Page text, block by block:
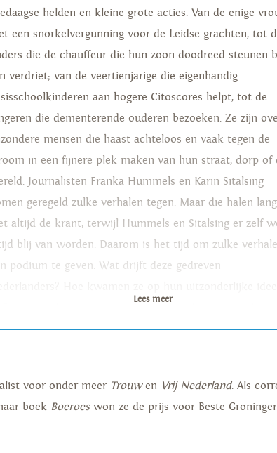
helden en kleine grote acties. Van de enige
een snorkelvergunning voor de Leidse grachten, tot
die de chauffeur die hun zoon doodreed steunen
verdriet; van de veertienjarige die eigenhandig
aan hogere Citoscores helpt, tot de
die dementerende ouderen bezoeken. Ze zijn
mensen die haast achteloos en vaak tegen de
in een fijnere plek maken van hun straat, dorp of
Journalisten Franka Hummels en Karin Sitalsing
geregeld zulke verhalen tegen. Maar die halen lang
altijd de krant, terwijl Hummels en Sitalsing er zelf
blij van worden. Daarom is het tijd om zulke
podium te geven. Wat drijft deze gedreven
verzameld om de lezer te verblijden.
Lees meer
voor onder meer Trouwen Vrij Nederland. Als
boek Boeroeswon ze de prijs voor Beste